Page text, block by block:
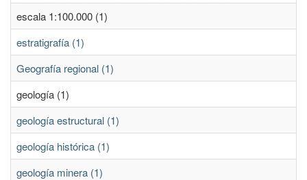
escala 1:100.000 (1)
estratigrafía (1)
Geografía regional (1)
geología (1)
geología estructural (1)
geología histórica (1)
geología minera (1)